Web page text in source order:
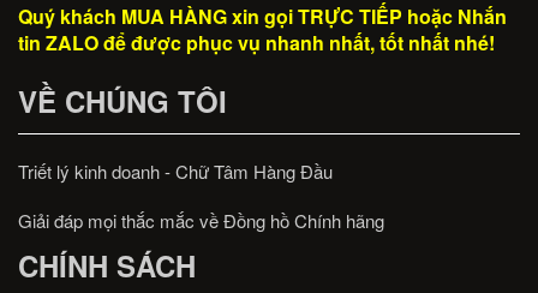
Quý khách MUA HÀNG xin gọi TRỰC TIẾP hoặc Nhắn
tin ZALO để được phục vụ nhanh nhất, tốt nhất nhé!
VỀ CHÚNG TÔI
Triết lý kinh doanh - Chữ Tâm Hàng Đầu
Giải đáp mọi thắc mắc về Đồng hồ Chính hãng
CHÍNH SÁCH